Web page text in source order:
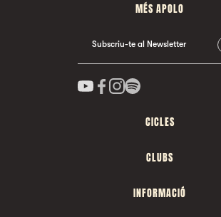
MÉS APOLO
Subscriu-te al Newsletter
CICLES
CLUBS
INFORMACIÓ